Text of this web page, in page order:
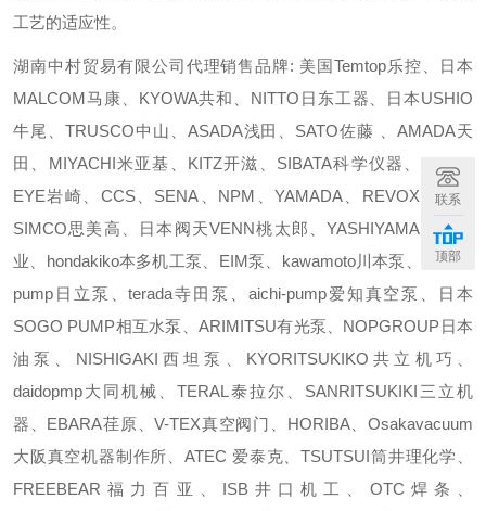
工艺的适应性。
湖南中村贸易有限公司代理销售品牌: 美国Temtop乐控、日本
MALCOM马康、KYOWA共和、NITTO日东工器、日本USHIO
牛尾、TRUSCO中山、ASADA浅田、SATO佐藤 、AMADA天
田、MIYACHI米亚基、KITZ开滋、SIBATA科学仪器、SEN、
EYE岩崎、CCS、SENA、NPM、YAMADA、REVOX光源、
SIMCO思美高、日本阀天VENN桃太郎、YASHIYAMA樫山工
业、hondakiko本多机工泵、EIM泵、kawamoto川本泵、hitachi-
pump日立泵、terada寺田泵、aichi-pump爱知真空泵、日本
SOGO PUMP相互水泵、ARIMITSU有光泵、NOPGROUP日本
油泵、NISHIGAKI西坦泵、KYORITSUKIKO共立机巧、
daidopmp大同机械、TERAL泰拉尔、SANRITSUKIKI三立机
器、EBARA荏原、V-TEX真空阀门、HORIBA、Osakavacuum
大阪真空机器制作所、ATEC 爱泰克、TSUTSUI筒井理化学、
FREEBEAR福力百亚、ISB井口机工、OTC焊条、
联系
顶部